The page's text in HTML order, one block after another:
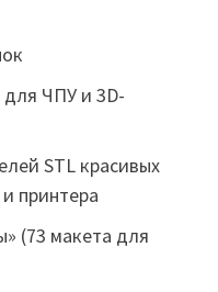
для ЧПУ и 3D-
STL красивых
принтера
(73 макета для